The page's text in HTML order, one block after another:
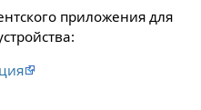
приложения для